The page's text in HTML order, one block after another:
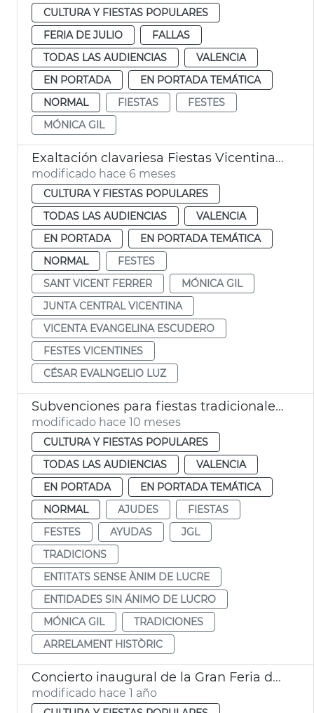
CULTURA Y FIESTAS POPULARES
FERIA DE JULIO
FALLAS
TODAS LAS AUDIENCIAS
VALENCIA
EN PORTADA
EN PORTADA TEMÁTICA
NORMAL
FIESTAS
FESTES
MÓNICA GIL
Exaltación clavariesa Fiestas Vicentinas 2026
modificado hace 6 meses
CULTURA Y FIESTAS POPULARES
TODAS LAS AUDIENCIAS
VALENCIA
EN PORTADA
EN PORTADA TEMÁTICA
NORMAL
FESTES
SANT VICENT FERRER
MÓNICA GIL
JUNTA CENTRAL VICENTINA
VICENTA EVANGELINA ESCUDERO
FESTES VICENTINES
CÉSAR EVALNGELIO LUZ
Subvenciones para fiestas tradicionales mayor arraigo histórico
modificado hace 10 meses
CULTURA Y FIESTAS POPULARES
TODAS LAS AUDIENCIAS
VALENCIA
EN PORTADA
EN PORTADA TEMÁTICA
NORMAL
AJUDES
FIESTAS
FESTES
AYUDAS
JGL
TRADICIONS
ENTITATS SENSE ÀNIM DE LUCRE
ENTIDADES SIN ÁNIMO DE LUCRO
MÓNICA GIL
TRADICIONES
ARRELAMENT HISTÒRIC
Concierto inaugural de la Gran Feria de València
modificado hace 1 año